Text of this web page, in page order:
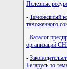
Полезные
- Таможенный
таможенного
- Каталог
организаций
-
Беларусь по